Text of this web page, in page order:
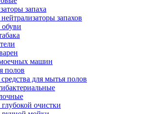
запаха
запахов
машин
полов
для мытья полов
очистки